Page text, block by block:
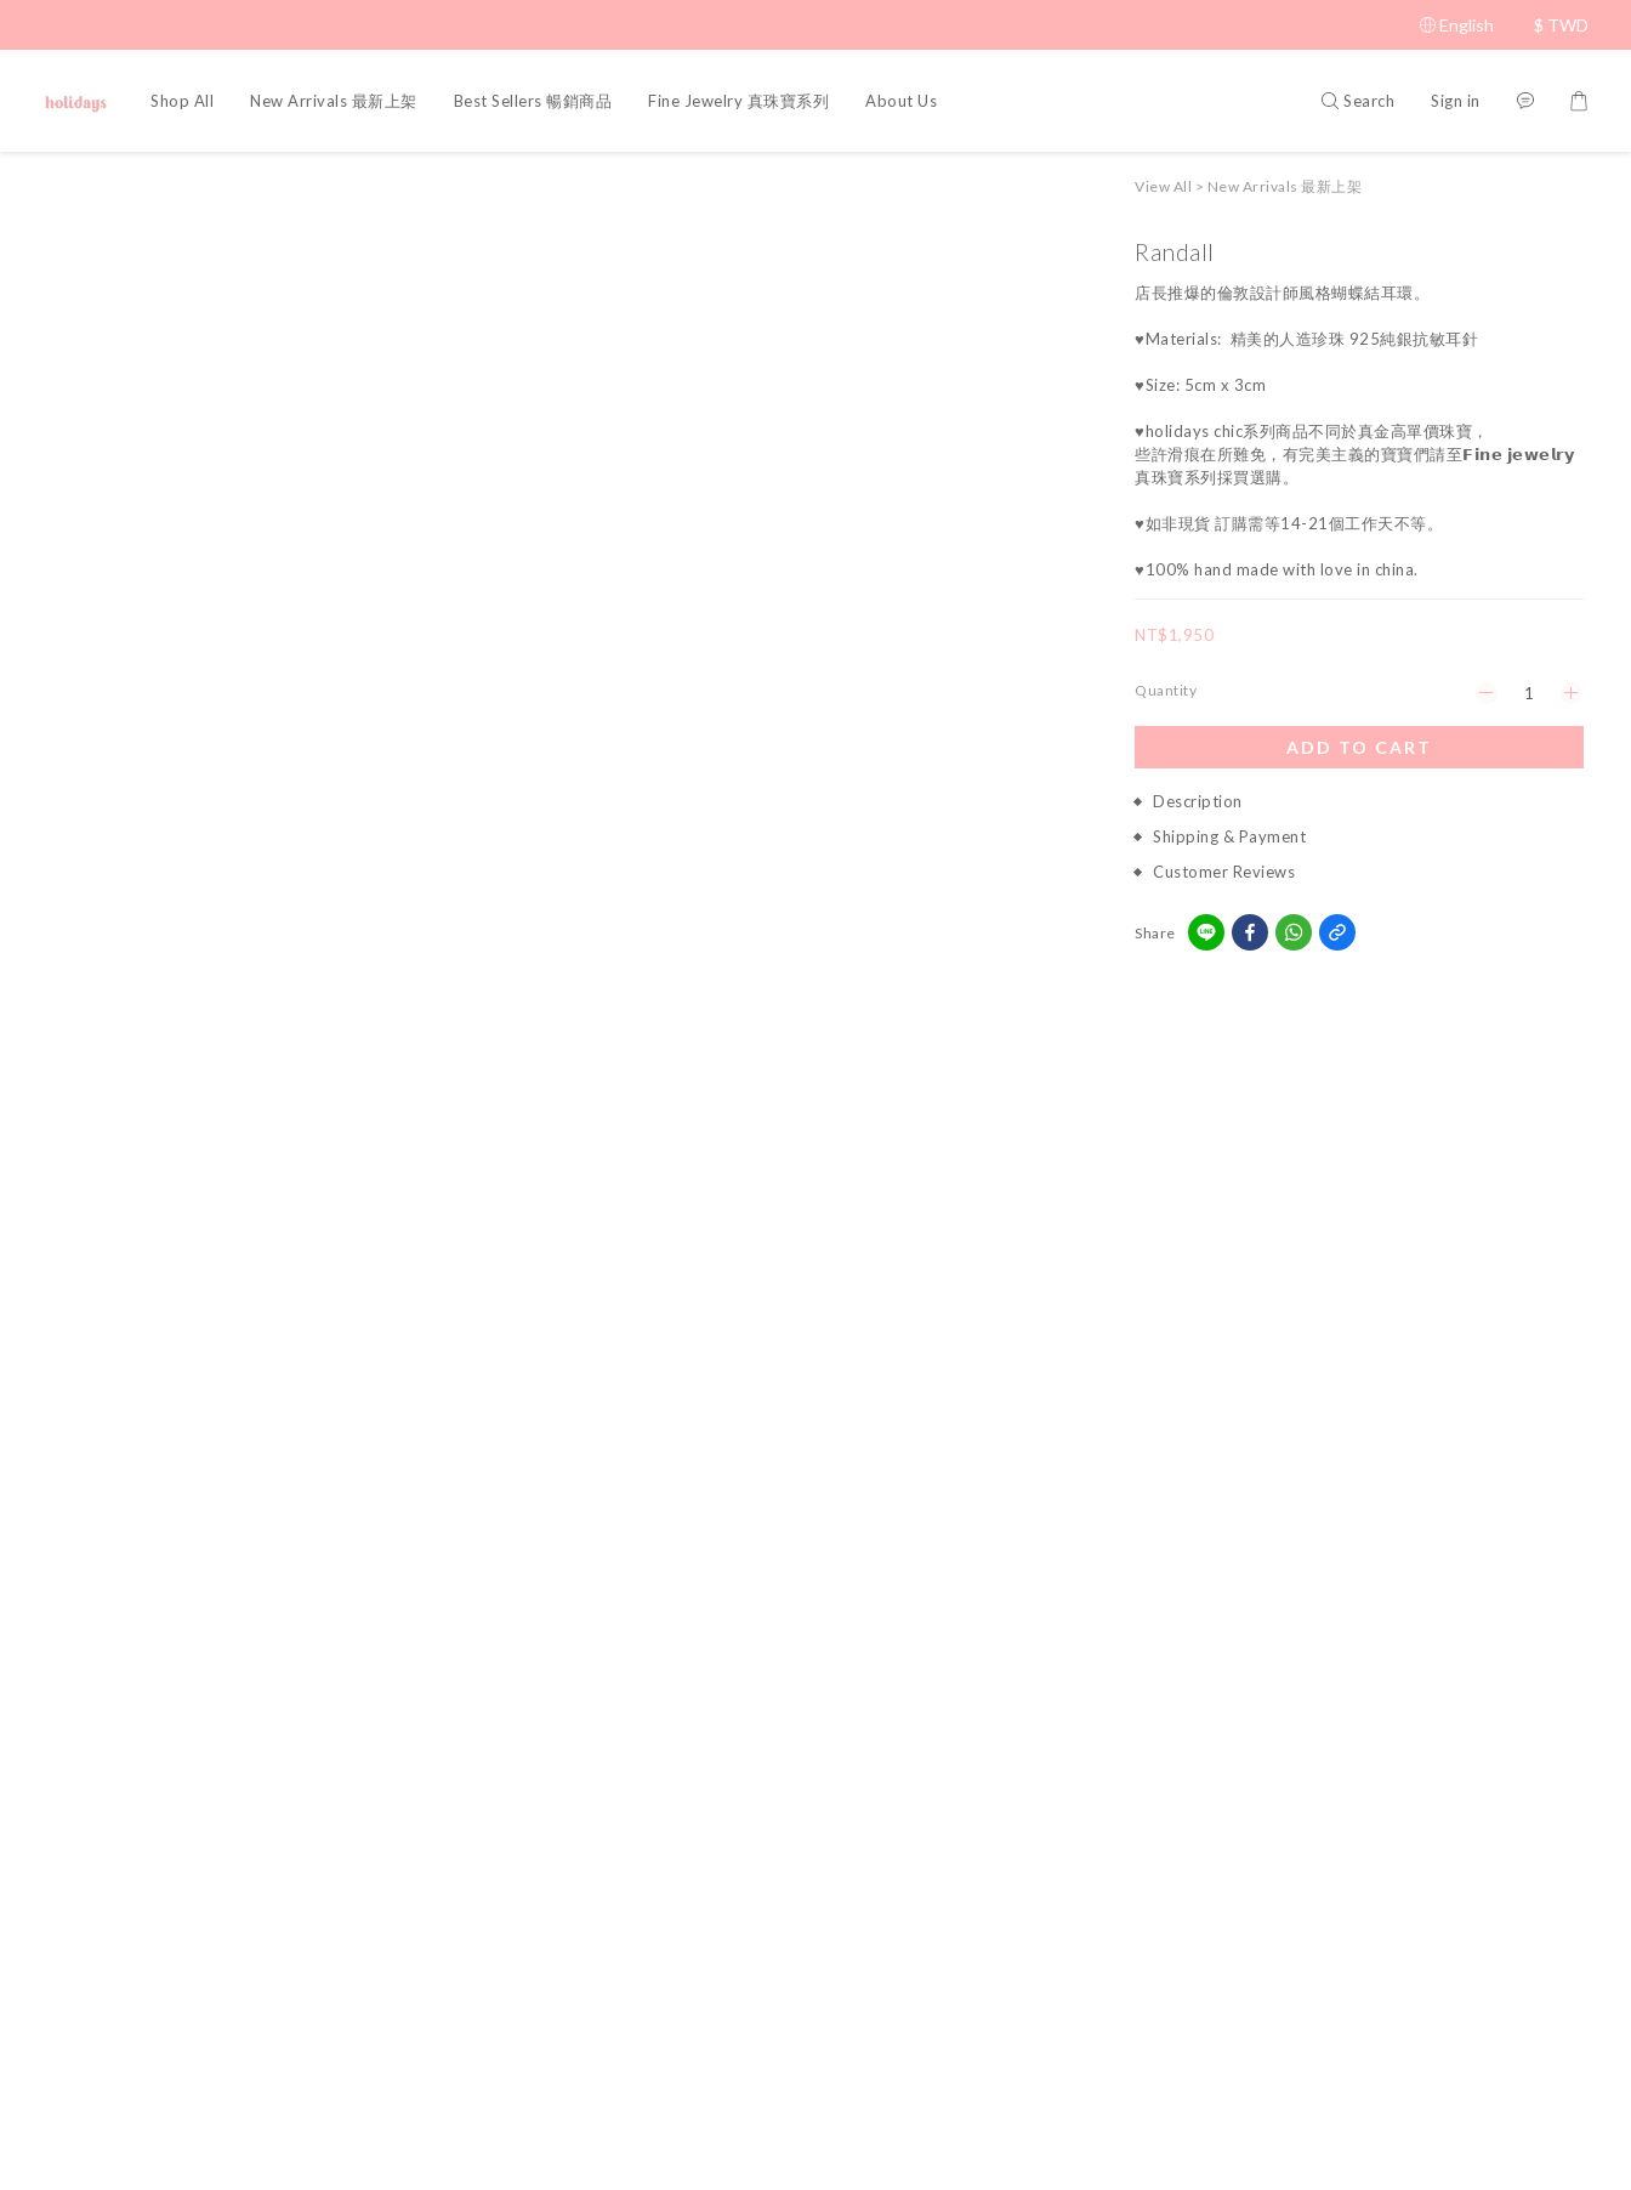
English $ TWD
Shop All New Arrivals 最新上架 Best Sellers 暢銷商品 Fine Jewelry 真珠寶系列 About Us Search Sign in
View All > New Arrivals 最新上架
Randall
店長推爆的倫敦設計師風格蝴蝶結耳環。
♥Materials:  精美的人造珍珠 925純銀抗敏耳針
♥Size: 5cm x 3cm
♥holidays chic系列商品不同於真金高單價珠寶，
些許滑痕在所難免，有完美主義的寶寶們請至𝗙𝗶𝗻𝗲 𝗷𝗲𝘄𝗲𝗹𝗿𝘆
真珠寶系列採買選購。
♥如非現貨 訂購需等14-21個工作天不等。
♥100% hand made with love in china.
NT$1,950
Quantity
ADD TO CART
Description
Shipping & Payment
Customer Reviews
Share